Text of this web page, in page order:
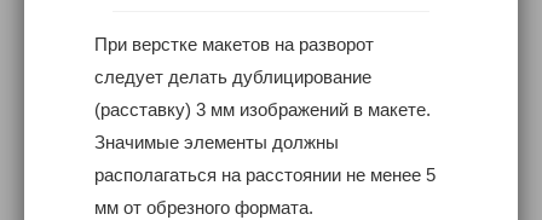
При верстке макетов на разворот
следует делать дублицирование
(расставку) 3 мм изображений в макете.
Значимые элементы должны
располагаться на расстоянии не менее 5
мм от обрезного формата.